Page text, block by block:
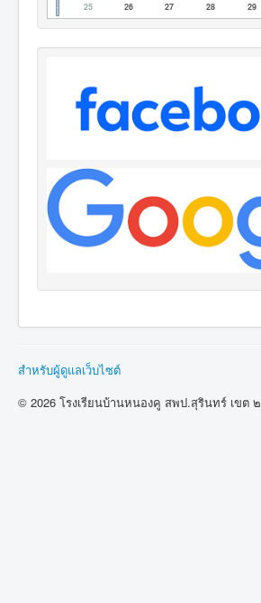
25
26 27 28 29
สำหรับผู้ดูแลเว็บไซต์
© 2026 โรงเรียนบ้านหนองคู สพป.สุรินทร์ เขต ๒